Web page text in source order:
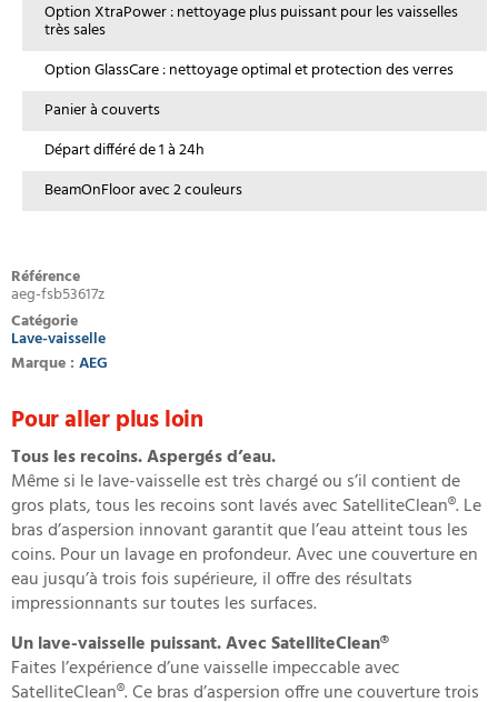
Option XtraPower : nettoyage plus puissant pour les vaisselles
très sales
Option GlassCare : nettoyage optimal et protection des verres
Panier à couverts
Départ différé de 1 à 24h
BeamOnFloor avec 2 couleurs
Référence
aeg-fsb53617z
Catégorie
Lave-vaisselle
Marque : AEG
Pour aller plus loin
Tous les recoins. Aspergés d’eau.
Même si le lave-vaisselle est très chargé ou s’il contient de
gros plats, tous les recoins sont lavés avec SatelliteClean®. Le
bras d’aspersion innovant garantit que l’eau atteint tous les
coins. Pour un lavage en profondeur. Avec une couverture en
eau jusqu’à trois fois supérieure, il offre des résultats
impressionnants sur toutes les surfaces.
Un lave-vaisselle puissant. Avec SatelliteClean®
Faites l’expérience d’une vaisselle impeccable avec
SatelliteClean®. Ce bras d’aspersion offre une couverture trois